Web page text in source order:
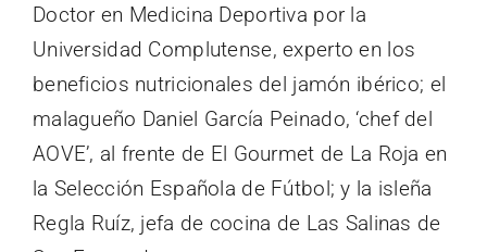
Doctor en Medicina Deportiva por la
Universidad Complutense, experto en los
beneficios nutricionales del jamón ibérico; el
malagueño Daniel García Peinado, ‘chef del
AOVE’, al frente de El Gourmet de La Roja en
la Selección Española de Fútbol; y la isleña
Regla Ruíz, jefa de cocina de Las Salinas de